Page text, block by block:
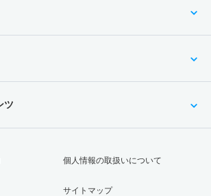
ツ
個人情報の取扱いについて
サイトマップ